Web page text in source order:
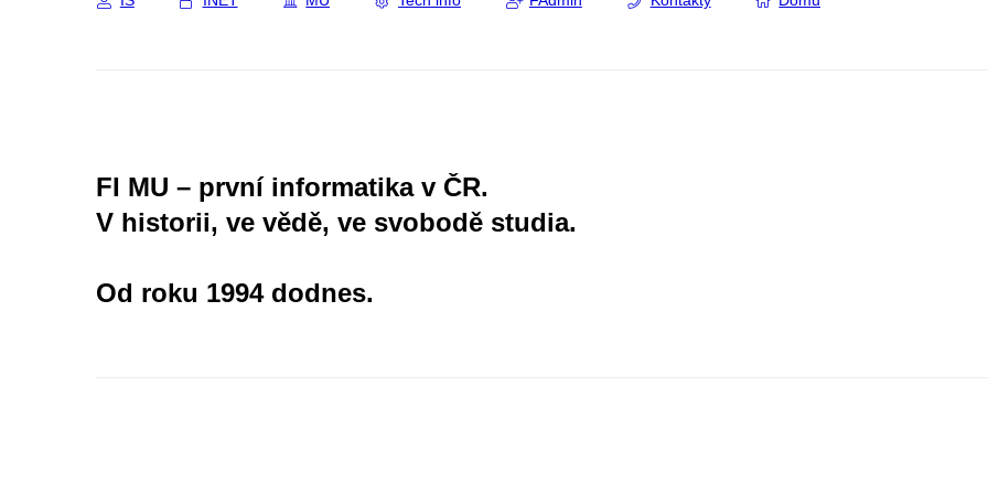
FI MU – první informatika v ČR.
V historii, ve vědě, ve svobodě studia.
Od roku 1994 dodnes.